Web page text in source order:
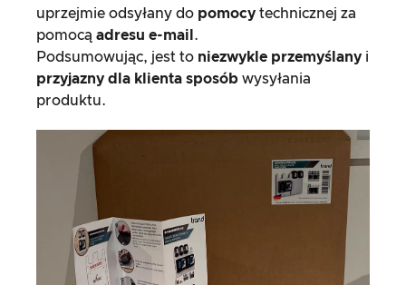
uprzejmie odsyłany do pomocy technicznej za
pomocą adresu e-mail .
Podsumowując, jest to niezwykle przemyślany i
przyjazny dla klienta sposób wysyłania
produktu.